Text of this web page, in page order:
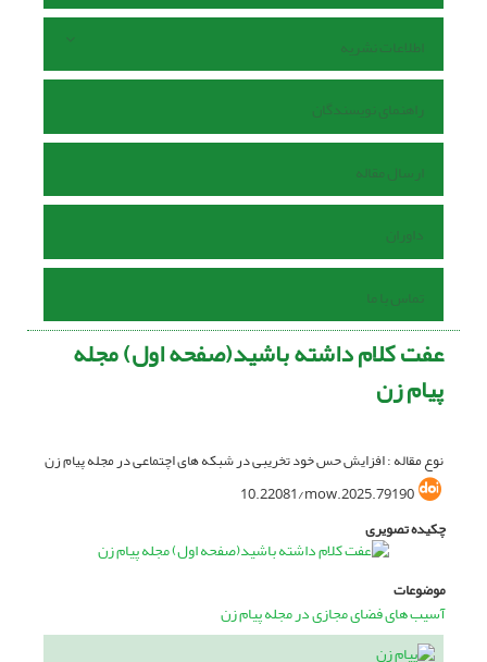
اطلاعات نشریه
راهنمای نویسندگان
ارسال مقاله
داوران
تماس با ما
عفت کلام داشته باشید(صفحه اول) مجله
پیام زن
نوع مقاله : افزایش حس خود تخریبی در شبکه های اچتماعی در مجله پیام زن
10.22081/mow.2025.79190
چکیده تصویری
موضوعات
آسیب های فضای مجازی در مجله پیام زن